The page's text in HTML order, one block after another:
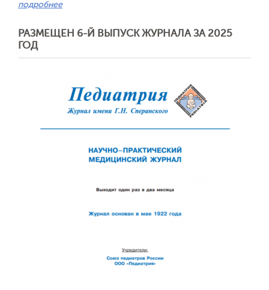
подробнее
РАЗМЕЩЕН 6-Й ВЫПУСК ЖУРНАЛА ЗА 2025
ГОД